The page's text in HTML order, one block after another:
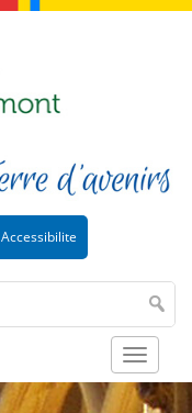
Accessibilite